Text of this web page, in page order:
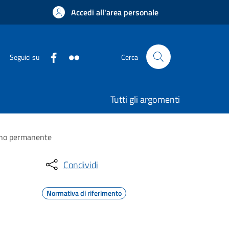
Accedi all'area personale
Seguici su Cerca
Tutti gli argomenti
permanente
Condividi
Normativa di riferimento